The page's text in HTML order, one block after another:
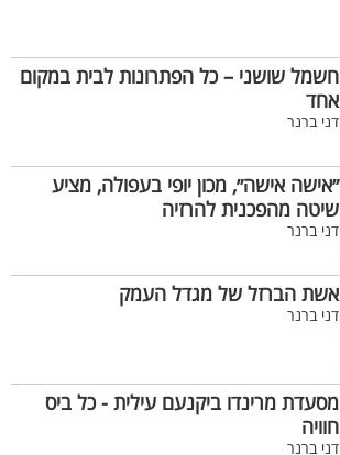
חשמל שושני – כל הפתרונות לבית במקום
אחד
דני ברנר
״אישה אישה״, מכון יופי בעפולה, מציע
שיטה מהפכנית להרזיה
דני ברנר
אשת הברזל של מגדל העמק
דני ברנר
מסעדת מרינדו ביקנעם עילית - כל ביס
חוויה
דני ברנר